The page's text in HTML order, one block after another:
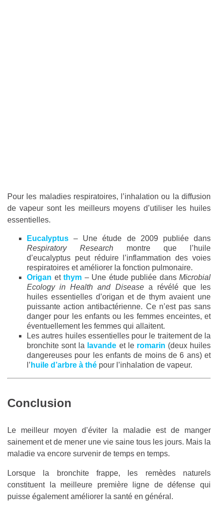
Pour les maladies respiratoires, l’inhalation ou la diffusion
de vapeur sont les meilleurs moyens d’utiliser les huiles
essentielles.
Eucalyptus – Une étude de 2009 publiée dans
Respiratory Research montre que l’huile
d’eucalyptus peut réduire l’inflammation des voies
respiratoires et améliorer la fonction pulmonaire.
Origan et thym – Une étude publiée dans Microbial
Ecology in Health and Diseasea révélé que les
huiles essentielles d’origan et de thym avaient une
puissante action antibactérienne. Ce n’est pas sans
danger pour les enfants ou les femmes enceintes, et
éventuellement les femmes qui allaitent.
Les autres huiles essentielles pour le traitement de la
bronchite sont la lavande et le romarin (deux huiles
dangereuses pour les enfants de moins de 6 ans) et
l’ huile d’arbre à thé pour l’inhalation de vapeur.
Conclusion
Le meilleur moyen d’éviter la maladie est de manger
sainement et de mener une vie saine tous les jours. Mais la
maladie va encore survenir de temps en temps.
Lorsque la bronchite frappe, les remèdes naturels
constituent la meilleure première ligne de défense qui
puisse également améliorer la santé en général.